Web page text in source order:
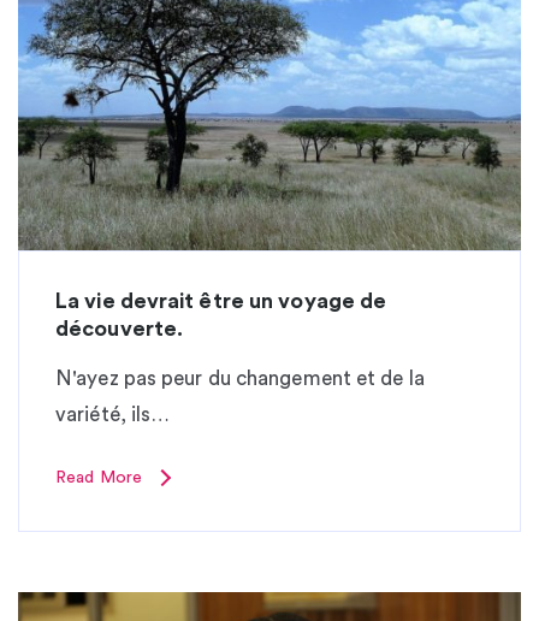
La vie devrait être un voyage de
découverte.
N'ayez pas peur du changement et de la
variété, ils…
Read More